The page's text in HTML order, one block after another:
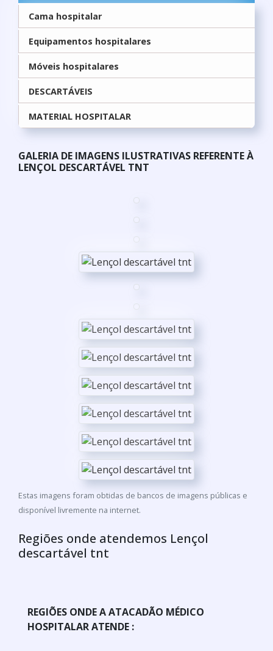
Cama hospitalar
Equipamentos hospitalares
Móveis hospitalares
DESCARTÁVEIS
MATERIAL HOSPITALAR
GALERIA DE IMAGENS ILUSTRATIVAS REFERENTE À
LENÇOL DESCARTÁVEL TNT
disponível livremente na internet.
Regiões onde atendemos Lençol
descartável tnt
REGIÕES ONDE A ATACADÃO MÉDICO
HOSPITALAR ATENDE :